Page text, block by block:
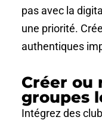
pas avec la
une priorité.
authentiques
Créer ou
groupes
Intégrez des